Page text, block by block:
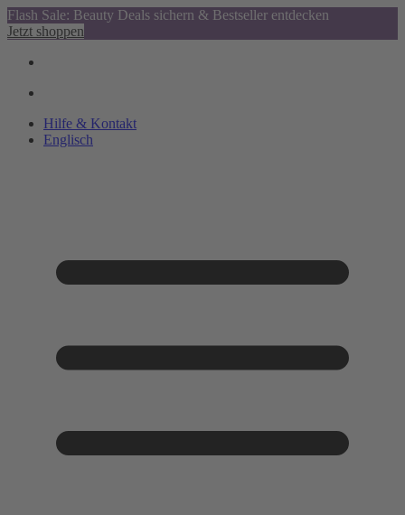
Flash Sale: Beauty Deals sichern & Bestseller entdecken
Jetzt shoppen
Hilfe & Kontakt
Englisch